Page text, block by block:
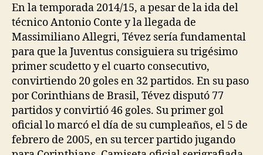
En la temporada 2014/15, a pesar de la ida del
técnico Antonio Conte y la llegada de
Massimiliano Allegri, Tévez sería fundamental
para que la Juventus consiguiera su trigésimo
primer scudetto y el cuarto consecutivo,
convirtiendo 20 goles en 32 partidos. En su paso
por Corinthians de Brasil, Tévez disputó 77
partidos y convirtió 46 goles. Su primer gol
oficial lo marcó el día de su cumpleaños, el 5 de
febrero de 2005, en su tercer partido jugando